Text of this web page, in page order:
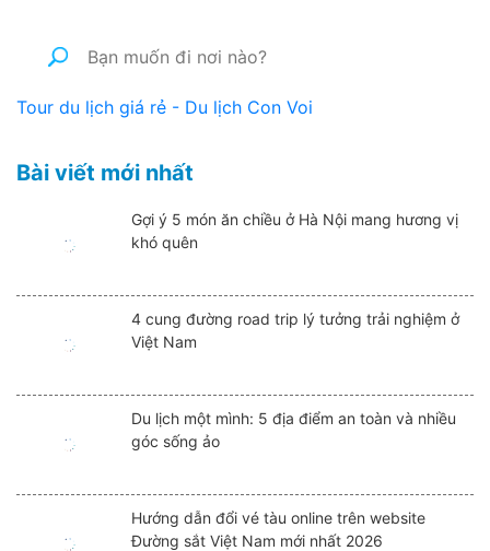
Tour du lịch giá rẻ - Du lịch Con Voi
Bài viết mới nhất
Gợi ý 5 món ăn chiều ở Hà Nội mang hương vị
khó quên
4 cung đường road trip lý tưởng trải nghiệm ở
Việt Nam
Du lịch một mình: 5 địa điểm an toàn và nhiều
góc sống ảo
Hướng dẫn đổi vé tàu online trên website
Đường sắt Việt Nam mới nhất 2026